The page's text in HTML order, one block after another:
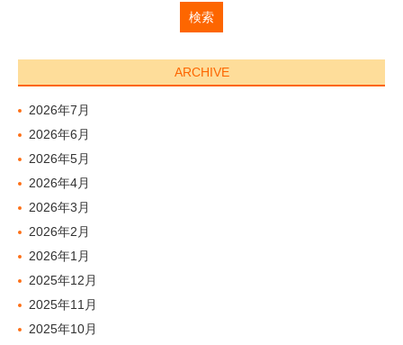
ARCHIVE
2026年7月
2026年6月
2026年5月
2026年4月
2026年3月
2026年2月
2026年1月
2025年12月
2025年11月
2025年10月